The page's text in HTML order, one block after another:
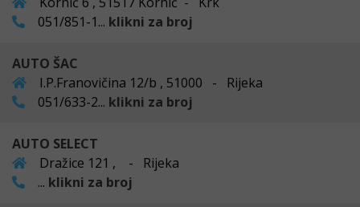
051/851-1... klikni za broj
AUTO ŠAC
I.P.Franovičina 12/b , 51000 - Rijeka
051/633-2... klikni za broj
AUTO SELECT
Dražice 121 , - Rijeka
... klikni za broj